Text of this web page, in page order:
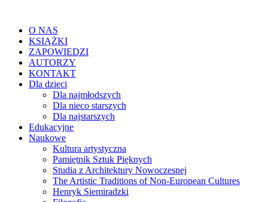
O NAS
KSIĄŻKI
ZAPOWIEDZI
AUTORZY
KONTAKT
Dla dzieci
Dla najmłodszych
Dla nieco starszych
Dla najstarszych
Edukacyjne
Naukowe
Kultura artystyczna
Pamiętnik Sztuk Pięknych
Studia z Architektury Nowoczesnej
The Artistic Traditions of Non-European Cultures
Henryk Siemiradzki